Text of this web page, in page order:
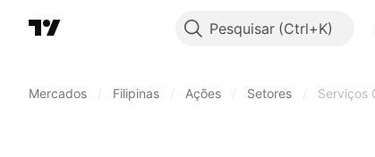
Pesquisar
Mercados Filipinas Ações Setores Serviços